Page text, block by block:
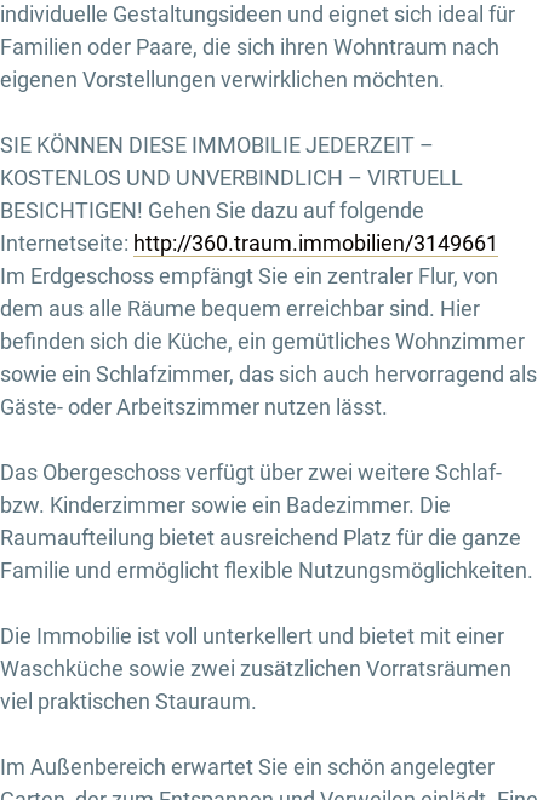
individuelle Gestaltungsideen und eignet sich ideal für
Familien oder Paare, die sich ihren Wohntraum nach
eigenen Vorstellungen verwirklichen möchten.
SIE KÖNNEN DIESE IMMOBILIE JEDERZEIT –
KOSTENLOS UND UNVERBINDLICH – VIRTUELL
BESICHTIGEN! Gehen Sie dazu auf folgende
Internetseite: http://360.traum.immobilien/3149661
Im Erdgeschoss empfängt Sie ein zentraler Flur, von
dem aus alle Räume bequem erreichbar sind. Hier
befinden sich die Küche, ein gemütliches Wohnzimmer
sowie ein Schlafzimmer, das sich auch hervorragend als
Gäste- oder Arbeitszimmer nutzen lässt.
Das Obergeschoss verfügt über zwei weitere Schlaf-
bzw. Kinderzimmer sowie ein Badezimmer. Die
Raumaufteilung bietet ausreichend Platz für die ganze
Familie und ermöglicht flexible Nutzungsmöglichkeiten.
Die Immobilie ist voll unterkellert und bietet mit einer
Waschküche sowie zwei zusätzlichen Vorratsräumen
viel praktischen Stauraum.
Im Außenbereich erwartet Sie ein schön angelegter